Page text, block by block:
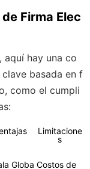
Firma Elec
aquí hay una co
basada en f
como el cumpli
Limitacione
s
Globa Costos de